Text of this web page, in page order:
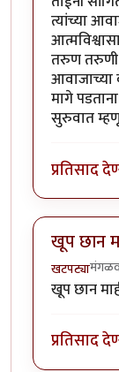
त्यांच्या
तरुण तरुणी
मागे
सुरुवात
प्रतिसाद
खूप छान
खटपट्या
खूप छान
प्रतिसाद